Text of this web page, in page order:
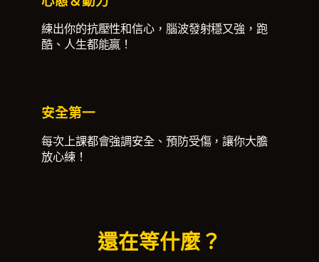
練出你的抗壓性和信心，腦波發射穩又強，跑
酷、人生都能贏！
安全第一
每次上課都會強調安全、預防受傷，讓你大膽
放心練！
還在等什麼？